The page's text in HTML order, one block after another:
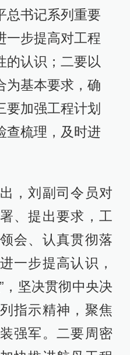
总书记系列重要
一步提高对工程
的认识；二要以
为基本要求，确
要加强工程计划
查梳理，及时进
，刘副司令员对
、提出要求，工
会、认真贯彻落
一步提高认识，
，坚决贯彻中央决
指示精神，聚焦
强军。二要周密